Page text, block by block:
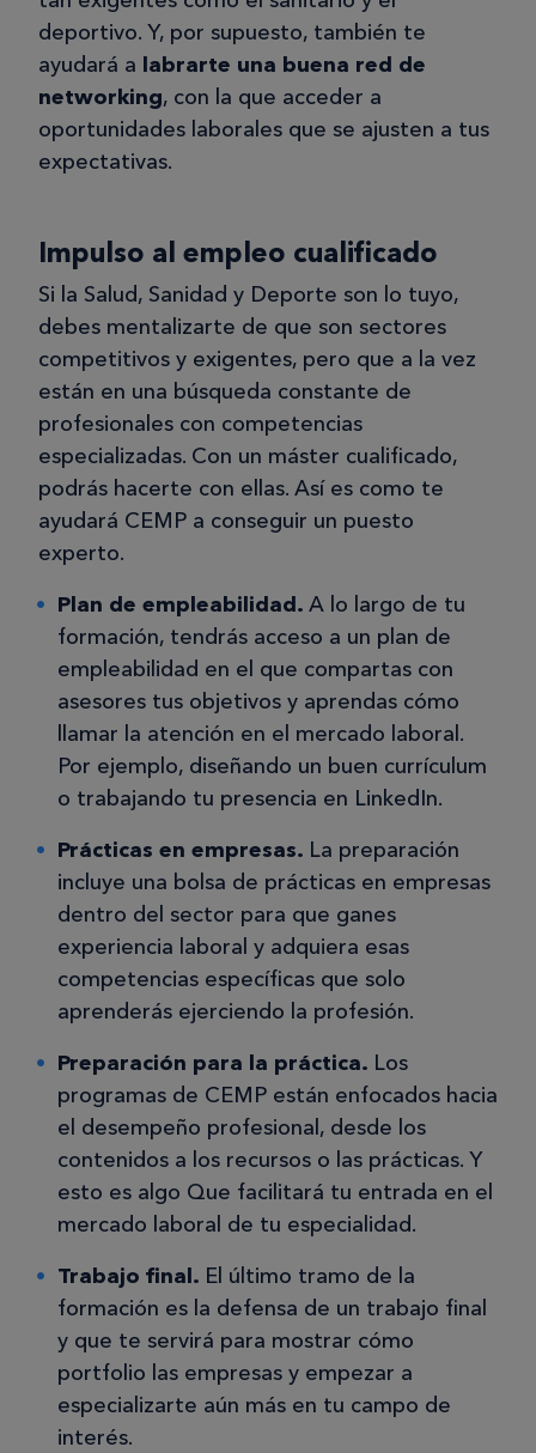
deportivo. Y, por supuesto, también te
ayudará a labrarte una buena red de
networking, con la que acceder a
oportunidades laborales que se ajusten a tus
expectativas.
Impulso al empleo cualificado
Si la Salud, Sanidad y Deporte son lo tuyo,
debes mentalizarte de que son sectores
competitivos y exigentes, pero que a la vez
están en una búsqueda constante de
profesionales con competencias
especializadas. Con un máster cualificado,
podrás hacerte con ellas. Así es como te
ayudará CEMP a conseguir un puesto
experto.
Plan de empleabilidad. A lo largo de tu
formación, tendrás acceso a un plan de
empleabilidad en el que compartas con
asesores tus objetivos y aprendas cómo
llamar la atención en el mercado laboral.
Por ejemplo, diseñando un buen currículum
o trabajando tu presencia en LinkedIn.
Prácticas en empresas. La preparación
incluye una bolsa de prácticas en empresas
dentro del sector para que ganes
experiencia laboral y adquiera esas
competencias específicas que solo
aprenderás ejerciendo la profesión.
Preparación para la práctica. Los
programas de CEMP están enfocados hacia
el desempeño profesional, desde los
contenidos a los recursos o las prácticas. Y
esto es algo Que facilitará tu entrada en el
mercado laboral de tu especialidad.
Trabajo final. El último tramo de la
formación es la defensa de un trabajo final
y que te servirá para mostrar cómo
portfolio las empresas y empezar a
especializarte aún más en tu campo de
interés.